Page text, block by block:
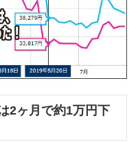
2ヶ月で約1万円下